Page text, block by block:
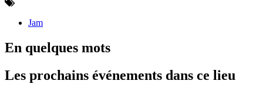
Jam
En quelques mots
Les prochains événements dans ce lieu